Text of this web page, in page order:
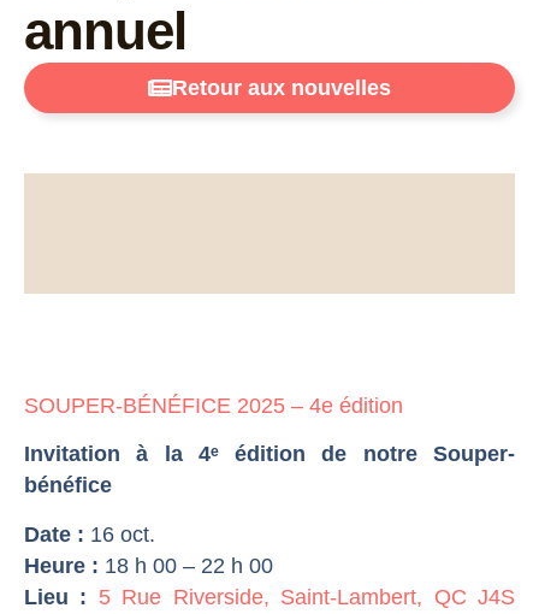
Retour aux nouvelles
annuel
SOUPER-BÉNÉFICE 2025 – 4e édition
Invitation à la 4ᵉ édition de notre Souper-
bénéfice
Date : 16 oct.
Heure : 18 h 00 – 22 h 00
Lieu : 5 Rue Riverside, Saint-Lambert, QC J4S